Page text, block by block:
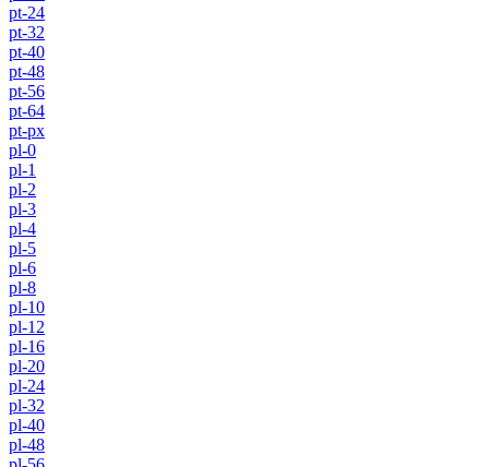
pt-24
pt-32
pt-40
pt-48
pt-56
pt-64
pt-px
pl-0
pl-1
pl-2
pl-3
pl-4
pl-5
pl-6
pl-8
pl-10
pl-12
pl-16
pl-20
pl-24
pl-32
pl-40
pl-48